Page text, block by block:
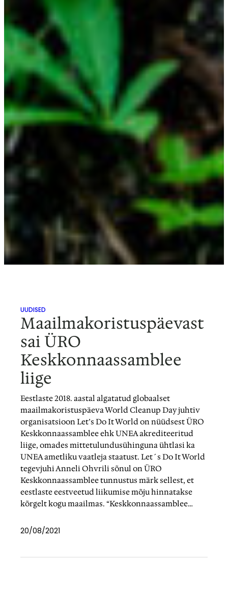
UUDISED
Maailmakoristuspäevast
sai ÜRO
Keskkonnaassamblee
liige
Eestlaste 2018. aastal algatatud globaalset
maailmakoristuspäeva World Cleanup Day juhtiv
organisatsioon Let’s Do It World on nüüdsest ÜRO
Keskkonnaassamblee ehk UNEA akrediteeritud
liige, omades mittetulundusühinguna ühtlasi ka
UNEA ametliku vaatleja staatust. Let´s Do It World
tegevjuhi Anneli Ohvrili sõnul on ÜRO
Keskkonnaassamblee tunnustus märk sellest, et
eestlaste eestveetud liikumise mõju hinnatakse
kõrgelt kogu maailmas. “Keskkonnaassamblee…
20/08/2021